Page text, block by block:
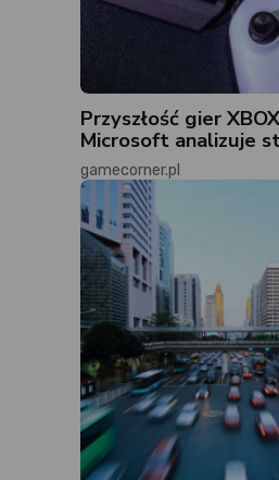
Przyszłość gier
Microsoft analizuje
gamecorner.pl